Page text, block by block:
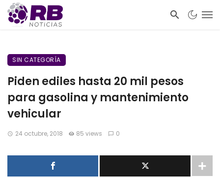
SIN CATEGORÍA
Piden ediles hasta 20 mil pesos
para gasolina y mantenimiento
vehicular
24 octubre, 2018 85 views 0